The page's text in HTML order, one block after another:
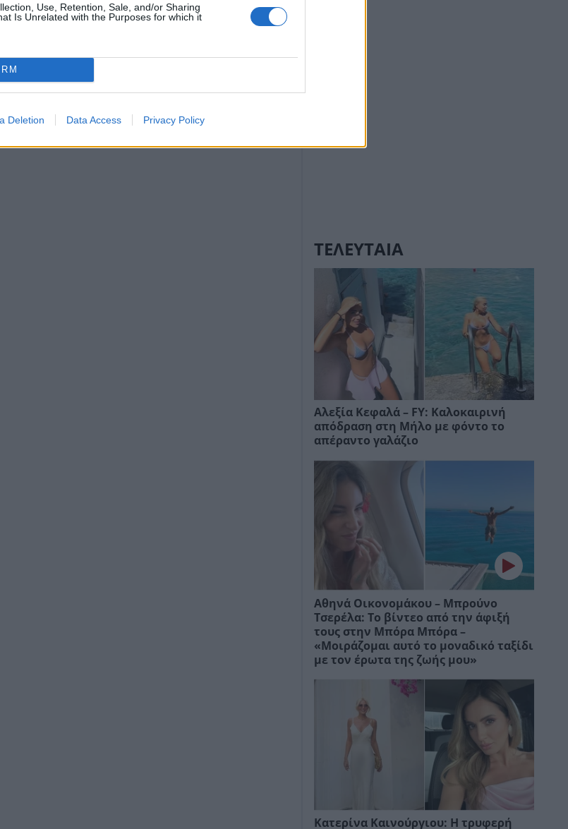
Use, Retention, Sale, and/or Sharing
Is Unrelated with the Purposes for which it
Deletion Data Access Privacy Policy
ΤΕΛΕΥΤΑΙΑ
Αλεξία Κεφαλά – FY: Καλοκαιρινή
απόδραση στη Μήλο με φόντο το
απέραντο γαλάζιο
Αθηνά Οικονομάκου – Μπρούνο
Τσερέλα: Το βίντεο από την άφιξή
τους στην Μπόρα Μπόρα –
«Μοιράζομαι αυτό το μοναδικό ταξίδι
με τον έρωτα της ζωής μου»
Kατερίνα Καινούργιου: Η τρυφερή